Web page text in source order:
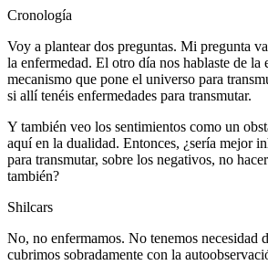
Cronología
Voy a plantear dos preguntas. Mi pregunta
la enfermedad. El otro día nos hablaste de la
mecanismo que pone el universo para
si allí tenéis enfermedades para transmutar.
Y también veo los sentimientos como un
aquí en la dualidad. Entonces, ¿sería mejor
para transmutar, sobre los negativos, no
también?
Shilcars
No, no enfermamos. No tenemos necesidad
cubrimos sobradamente con la